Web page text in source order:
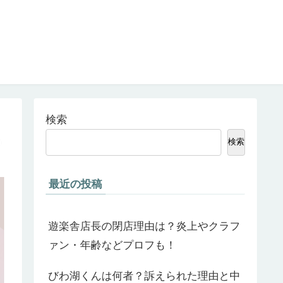
検索
検索
最近の投稿
遊楽舎店長の閉店理由は？炎上やクラフ
ァン・年齢などプロフも！
びわ湖くんは何者？訴えられた理由と中